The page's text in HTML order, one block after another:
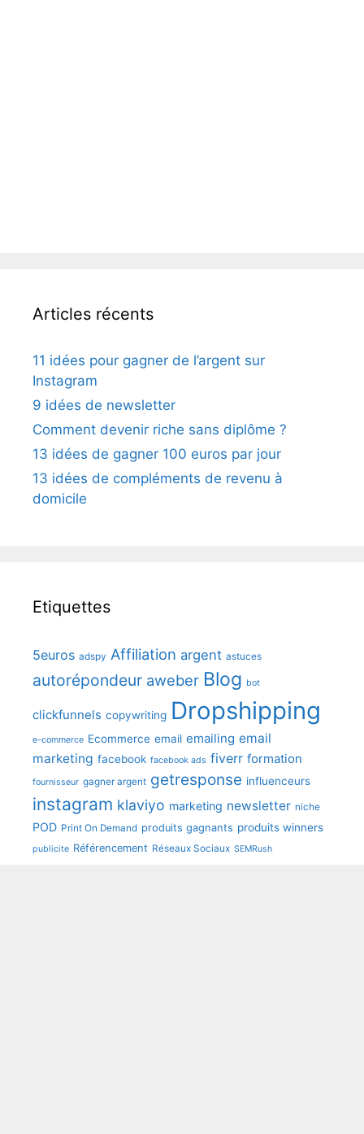
Articles récents
11 idées pour gagner de l’argent sur
Instagram
9 idées de newsletter
Comment devenir riche sans diplôme ?
13 idées de gagner 100 euros par jour
13 idées de compléments de revenu à
domicile
Etiquettes
5euros adspy Affiliation argent astuces
autorépondeur aweber Blog bot
clickfunnels copywriting Dropshipping
e-commerce Ecommerce email emailing email
marketing facebook facebook ads fiverr formation
fournisseur gagner argent getresponse influenceurs
instagram klaviyo marketing newsletter niche
POD Print On Demand produits gagnants produits winners
publicite Référencement Réseaux Sociaux SEMRush